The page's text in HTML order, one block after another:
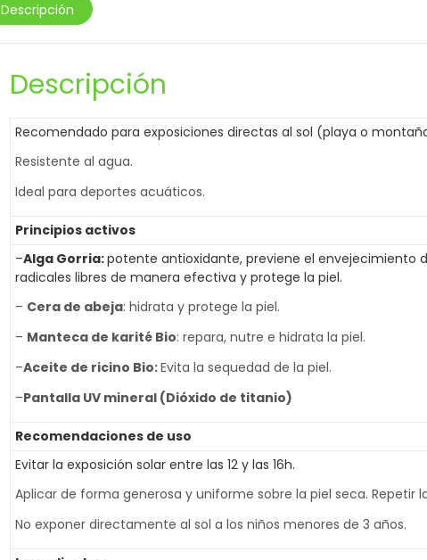
Descripción
Descripción
Recomendado para exposiciones directas al sol (playa o
Resistente al agua.
Ideal para deportes acuáticos.
Principios activos
–Alga Gorria:potente antioxidante, previene el envejecimiento
radicales libres de manera efectiva y protege la piel.
– Cera de abeja: hidrata y protege la piel.
– Manteca de karité Bio: repara, nutre e hidrata la piel.
–Aceite de ricino Bio:Evita la sequedad de la piel.
–Pantalla UV mineral (Dióxido de titanio)
Recomendaciones de uso
Evitar la exposición solar entre las 12 y las 16h.
Aplicar de forma generosa y uniforme sobre la piel seca. Repetir
No exponer directamente al sol a los niños menores de 3 años.